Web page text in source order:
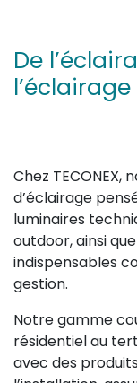
De
Chez TECONEX,
d’éclairage
luminaires
outdoor, ainsi
indispensables
gestion.
Notre gamme
résidentiel au
avec des